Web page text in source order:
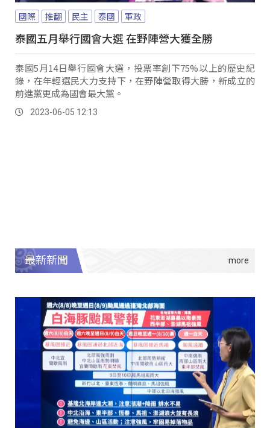
國際 推翻 民主 泰國 軍政
泰國五月舉行國會大選 在野陣營大獲全勝
泰國5月14日舉行國會大選，投票率創下75%以上的歷史紀
錄，在年輕選民大力支持下，在野陣營取得大勝，新成立的
前進黨更成為國會最大黨。
2023-06-05 12:13
最新新聞